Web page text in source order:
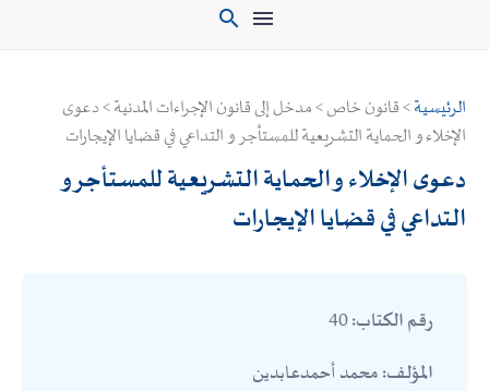

الرئيسية> قانون خاص > مدخل إلى قانون الإجراءات المدنية > دعوى
الإخلاء و الحماية التشريعية للمستأجر و التداعي في قضايا الإيجارات
دعوى الإخلاء و الحماية التشريعية للمستأجر و
التداعي في قضايا الإيجارات
رقم الكتاب:
المؤلف:محمد أحمدعابدين